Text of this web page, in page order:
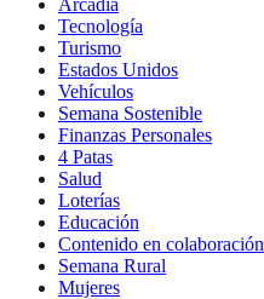
Tecnología
Turismo
Estados Unidos
Vehículos
Semana Sostenible
Finanzas Personales
4 Patas
Salud
Loterías
Educación
Contenido en colaboración
Semana Rural
Mujeres